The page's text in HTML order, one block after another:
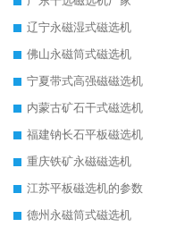
辽宁永磁湿式磁选机
佛山永磁筒式磁选机
宁夏带式高强磁磁选机
内蒙古矿石干式磁选机
福建钠长石平板磁选机
重庆铁矿永磁磁选机
江苏平板磁选机的参数
德州永磁筒式磁选机